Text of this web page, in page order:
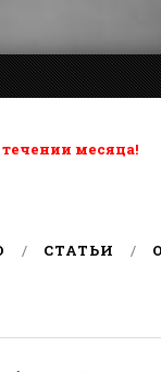
месяца!
СТАТЬИ